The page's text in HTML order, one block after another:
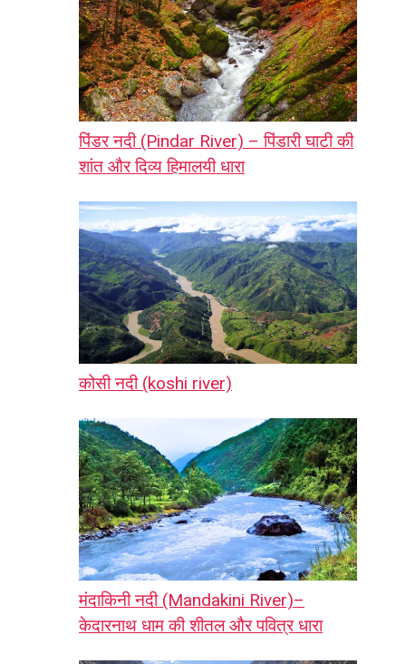
पिंडर नदी (Pindar River) – पिंडारी घाटी की
शांत और दिव्य हिमालयी धारा
कोसी नदी (koshi river)
मंदाकिनी नदी (Mandakini River)–
केदारनाथ धाम की शीतल और पवित्र धारा